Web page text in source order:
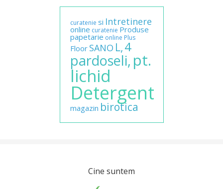
curatenie si Intretinere
online curatenie Produse
papetarie online Plus
Floor SANO L,4
pardoseli, pt.
lichid
Detergent
magazin birotica
Cine suntem